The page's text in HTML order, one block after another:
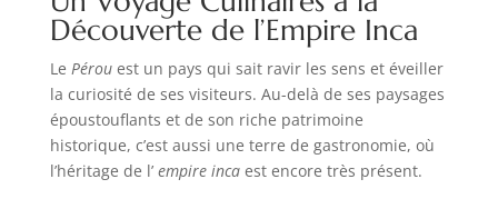
Découverte de l’Empire Inca
Le Pérouest un pays qui sait ravir les sens et éveiller
la curiosité de ses visiteurs. Au-delà de ses paysages
époustouflants et de son riche patrimoine
historique, c’est aussi une terre de gastronomie, où
l’héritage de l’ empire incaest encore très présent.